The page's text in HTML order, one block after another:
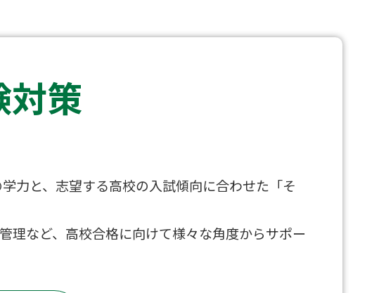
対策
力と、志望する高校の入試傾向に合わせた「そ
理など、高校合格に向けて様々な角度からサポー